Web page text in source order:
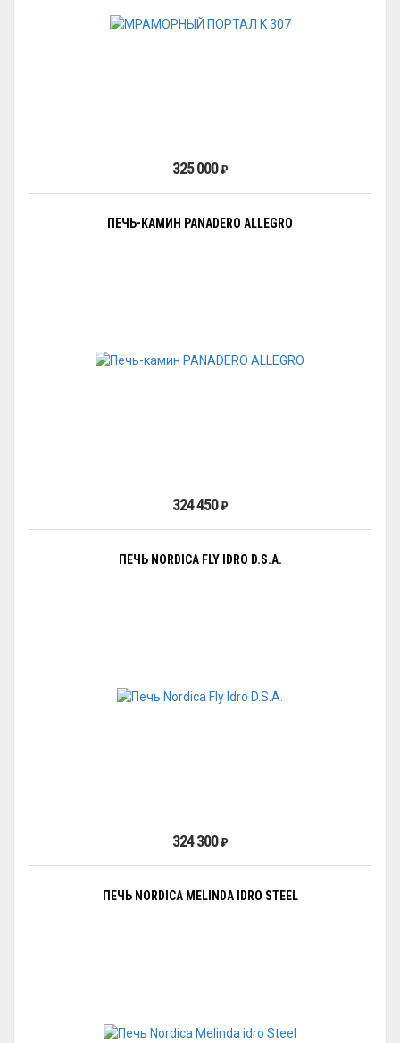
325 000₽
ПЕЧЬ-КАМИН PANADERO ALLEGRO
324 450₽
ПЕЧЬ NORDICA FLY IDRO D.S.A.
324 300₽
ПЕЧЬ NORDICA MELINDA IDRO STEEL